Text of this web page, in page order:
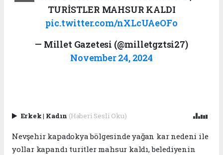
TURİSTLER MAHSUR KALDI
pic.twitter.com/nXLcUAeOFo
— Millet Gazetesi (@milletgztsi27)
November 24, 2024
Erkek| Kadın (Haberi Sesli Oku)
Nevşehir kapadokya bölgesinde yağan kar nedeni ile
yollar kapandı turitler mahsur kaldı, belediyenin